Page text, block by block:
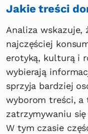
Jakie treści
Analiza wskazuje,
najczęściej
erotyką, kulturą i
wybierają
sprzyja bardziej
wyborom treści, a
zatrzymywaniu
W tym czasie